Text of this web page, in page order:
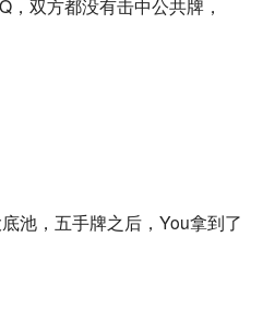
双方都没有击中公共牌，
池，五手牌之后，You拿到了